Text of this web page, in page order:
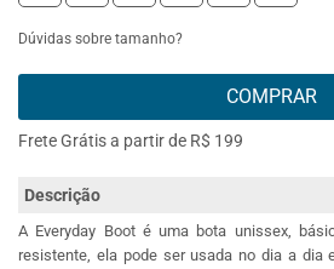
Dúvidas sobre tamanho?
COMPRAR
Frete Grátis a partir de R$ 199
Descrição
A Everyday Boot é uma bota unissex,
resistente, ela pode ser usada no dia a dia